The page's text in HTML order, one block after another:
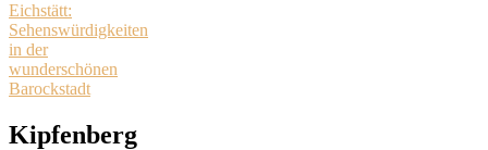
Eichstätt:
Sehenswürdigkeiten
in der
wunderschönen
Barockstadt
Kipfenberg